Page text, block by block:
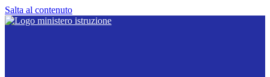
Salta al contenuto